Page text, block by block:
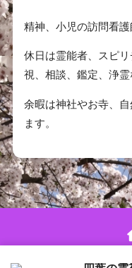
精神、小児の訪問看護
休日は霊能者、スピ
視、相談、鑑定、浄霊
余暇は神社やお寺、
ます。
お問い合わせ 御依